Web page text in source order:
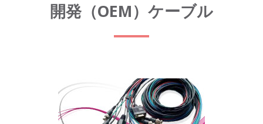
開発（OEM）ケーブル